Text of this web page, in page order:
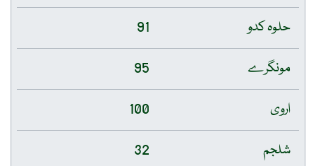
حلوہ کدو
91
مونگرے
95
اروی
100
شلجم
32